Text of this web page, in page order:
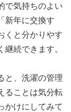
で気持ちのよい
新年に交換す
くと分かりやす
続できます。
と、洗濯の管理
ることは気分転
かけにしてみて